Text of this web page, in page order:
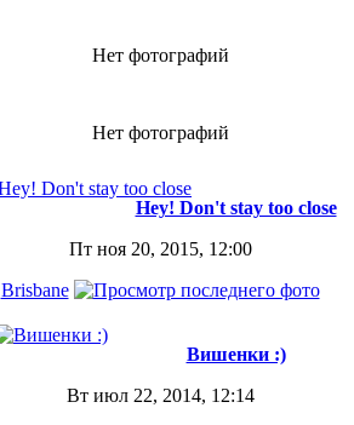
Нет фотографий
Нет фотографий
Hey! Don't stay too close
Пт ноя 20, 2015, 12:00
Brisbane
Вишенки :)
Вт июл 22, 2014, 12:14